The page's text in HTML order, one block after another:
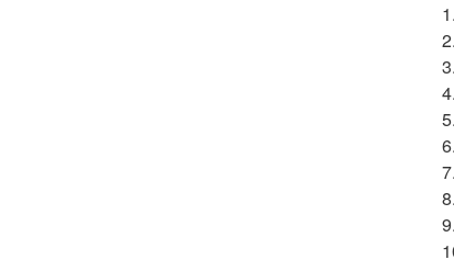
1.
2.
3.
4.
5.
6.
7.
8.
9.